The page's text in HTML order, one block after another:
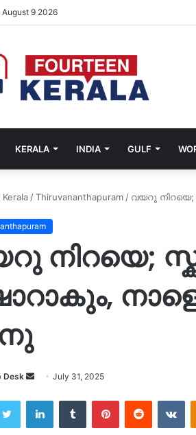
August 9 2026
KERALA INDIA GULF
Kerala /Thiruvananthapuram / വയറു
നിറയെ;
Desk
Send
email
July 31, 2025
Twitter LinkedInTumblr PinterestReddit